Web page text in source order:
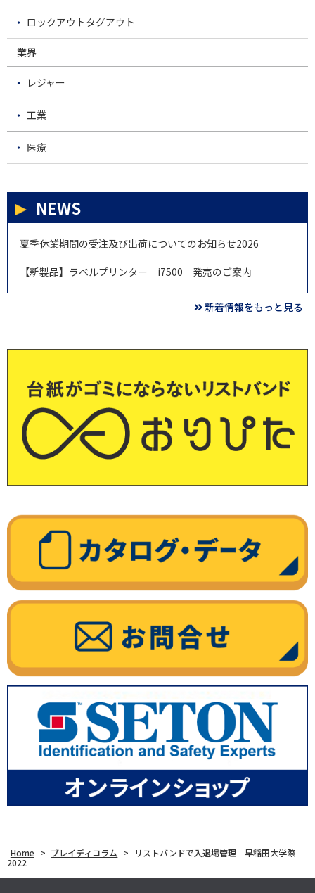
ロックアウトタグアウト
業界
レジャー
工業
医療
NEWS
夏季休業期間の受注及び出荷についてのお知らせ2026
【新製品】ラベルプリンター i7500 発売のご案内
新着情報をもっと見る
Home > ブレイディコラム >
リストバンドで入退場管理 早稲田大学際
2022